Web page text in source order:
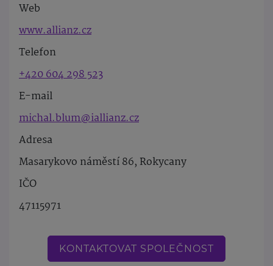
Web
www.allianz.cz
Telefon
+420 604 298 523
E-mail
michal.blum@iallianz.cz
Adresa
Masarykovo náměstí 86, Rokycany
IČO
47115971
KONTAKTOVAT SPOLEČNOST